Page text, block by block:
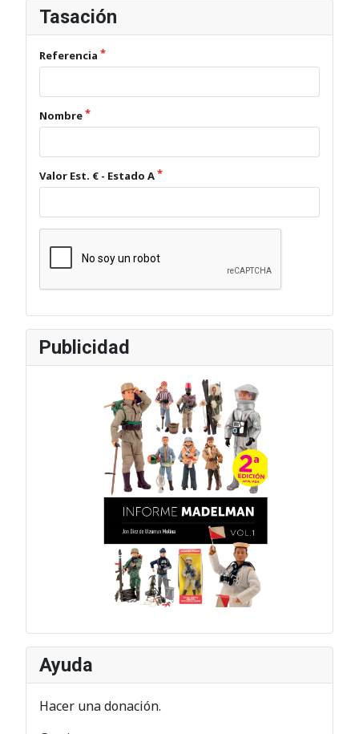
Tasación
Referencia
Nombre
Valor Est. € - Estado A
Publicidad
Ayuda
Hacer una donación.